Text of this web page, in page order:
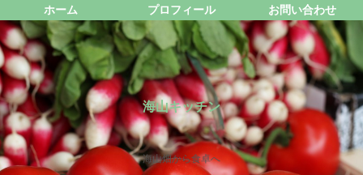
海山キッチン
海山畑から食卓へ
ホーム プロフィール お問い合わせ